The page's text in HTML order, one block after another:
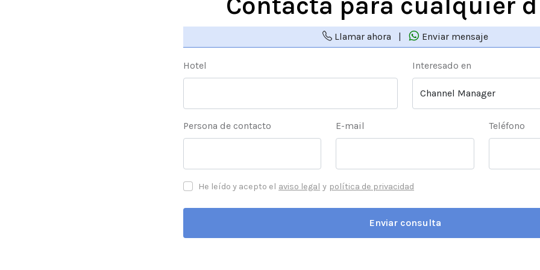
Llamar ahora Enviar mensaje
Hotel Interesado en
Persona de contacto E-mail Teléfono
He leído y acepto el aviso legal y política de privacidad
Enviar consulta